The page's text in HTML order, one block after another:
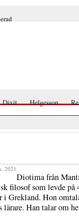
Dixit Helgesson
2021
Diotima från
filosof som levde på
i Grekland. Hon
lärare. Han talar om